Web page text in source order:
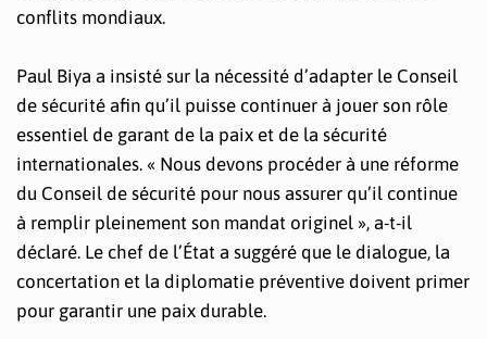
conflits mondiaux.
Paul Biya a insisté sur la nécessité d’adapter le Conseil
de sécurité afin qu’il puisse continuer à jouer son rôle
essentiel de garant de la paix et de la sécurité
internationales. « Nous devons procéder à une réforme
du Conseil de sécurité pour nous assurer qu’il continue
à remplir pleinement son mandat originel », a-t-il
déclaré. Le chef de l’État a suggéré que le dialogue, la
concertation et la diplomatie préventive doivent primer
pour garantir une paix durable.